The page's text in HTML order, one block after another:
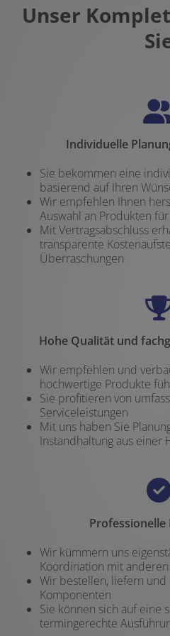
Unser
Individuelle
Sie bekommen eine
basierend auf Ihren
Wir empfehlen Ihnen
Auswahl an Produkten
Mit Vertragsabschluss
transparente
Überraschungen
Hohe Qualität und
Wir empfehlen und
hochwertige Produkte
Sie profitieren von
Serviceleistungen
Mit uns haben Sie
Instandhaltung aus einer
Wir kümmern uns
Koordination mit
Wir bestellen, liefern und
Komponenten
Sie können sich auf eine
termingerechte